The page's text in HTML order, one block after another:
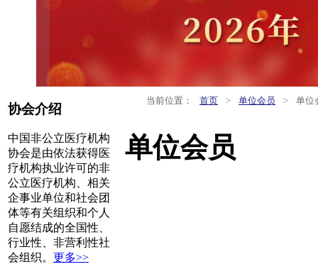
协会介绍
中国非公立医疗机构
协会是由依法获得医
疗机构执业许可的非
公立医疗机构、相关
企事业单位和社会团
体等有关组织和个人
自愿结成的全国性、
行业性、非营利性社
会组织。 更多>>
当前位置： 首页 > 单位会员 > 单位
单位会员